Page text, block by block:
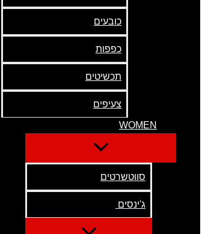
כובעים
כפפות
תכשיטים
צעיפים
WOMEN
סווטשרטים
ג'ינסים